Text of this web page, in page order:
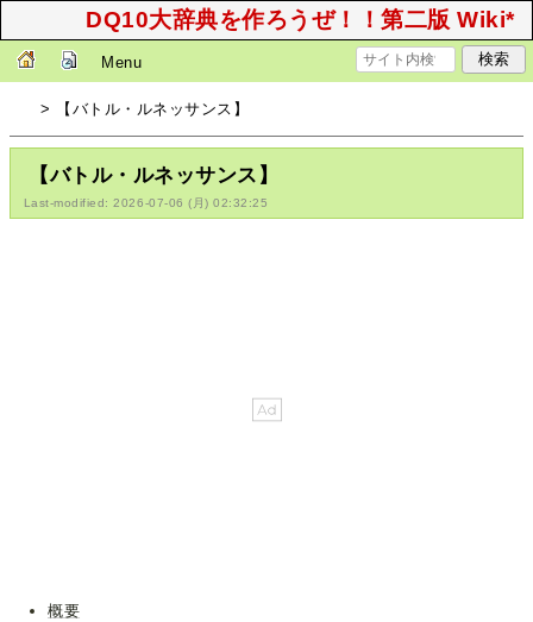
DQ10大辞典を作ろうぜ！！第二版 Wiki*
Menu
> 【バトル・ルネッサンス】
【バトル・ルネッサンス】
Last-modified: 2026-07-06 (月) 02:32:25
概要